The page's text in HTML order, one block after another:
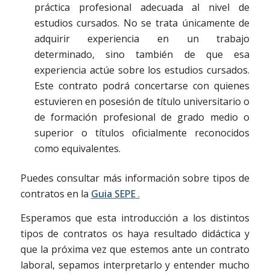
práctica profesional adecuada al nivel de
estudios cursados. No se trata únicamente de
adquirir experiencia en un trabajo
determinado, sino también de que esa
experiencia actúe sobre los estudios cursados.
Este contrato podrá concertarse con quienes
estuvieren en posesión de título universitario o
de formación profesional de grado medio o
superior o títulos oficialmente reconocidos
como equivalentes.
Puedes consultar más información sobre tipos de
contratos en la Guia SEPE.
Esperamos que esta introducción a los distintos
tipos de contratos os haya resultado didáctica y
que la próxima vez que estemos ante un contrato
laboral, sepamos interpretarlo y entender mucho